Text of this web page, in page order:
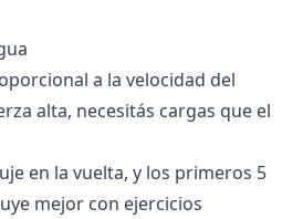
a la velocidad del
alta, necesitás cargas que el
en la vuelta, y los primeros 5
mejor con ejercicios